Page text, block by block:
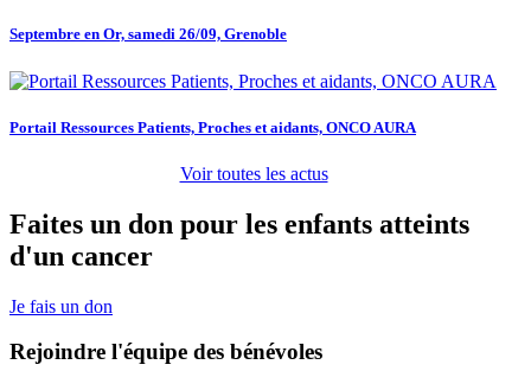
Septembre en Or, samedi 26/09, Grenoble
Portail Ressources Patients, Proches et aidants, ONCO AURA
Voir toutes les actus
Faites un don pour les enfants atteints
d'un cancer
Je fais un don
Rejoindre l'équipe des bénévoles